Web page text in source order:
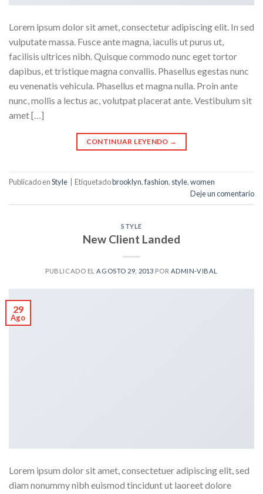
Lorem ipsum dolor sit amet, consectetur adipiscing elit. In sed
vulputate massa. Fusce ante magna, iaculis ut purus ut,
facilisis ultrices nibh. Quisque commodo nunc eget tortor
dapibus, et tristique magna convallis. Phasellus egestas nunc
eu venenatis vehicula. Phasellus et magna nulla. Proin ante
nunc, mollis a lectus ac, volutpat placerat ante. Vestibulum sit
amet […]
CONTINUAR LEYENDO →
Publicado enStyle Etiquetadobrooklyn,fashion, style,women
Deje un comentario
STYLE
New Client Landed
PUBLICADO ELAGOSTO 29, 2013 POR ADMIN-VIBAL
29
Ago
Lorem ipsum dolor sit amet, consectetuer adipiscing elit, sed
diam nonummy nibh euismod tincidunt ut laoreet dolore